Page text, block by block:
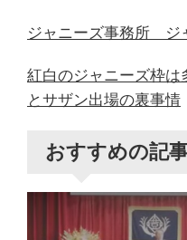
ジャニーズ事務所 ジ
紅白のジャニーズ枠は
とサザン出場の裏事情
おすすめの記